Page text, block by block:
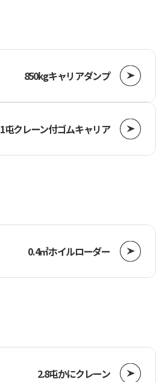
850kgキャリアダンプ
1屯クレーン付ゴムキャリア
0.4㎥ホイルローダー
2.8屯かにクレーン